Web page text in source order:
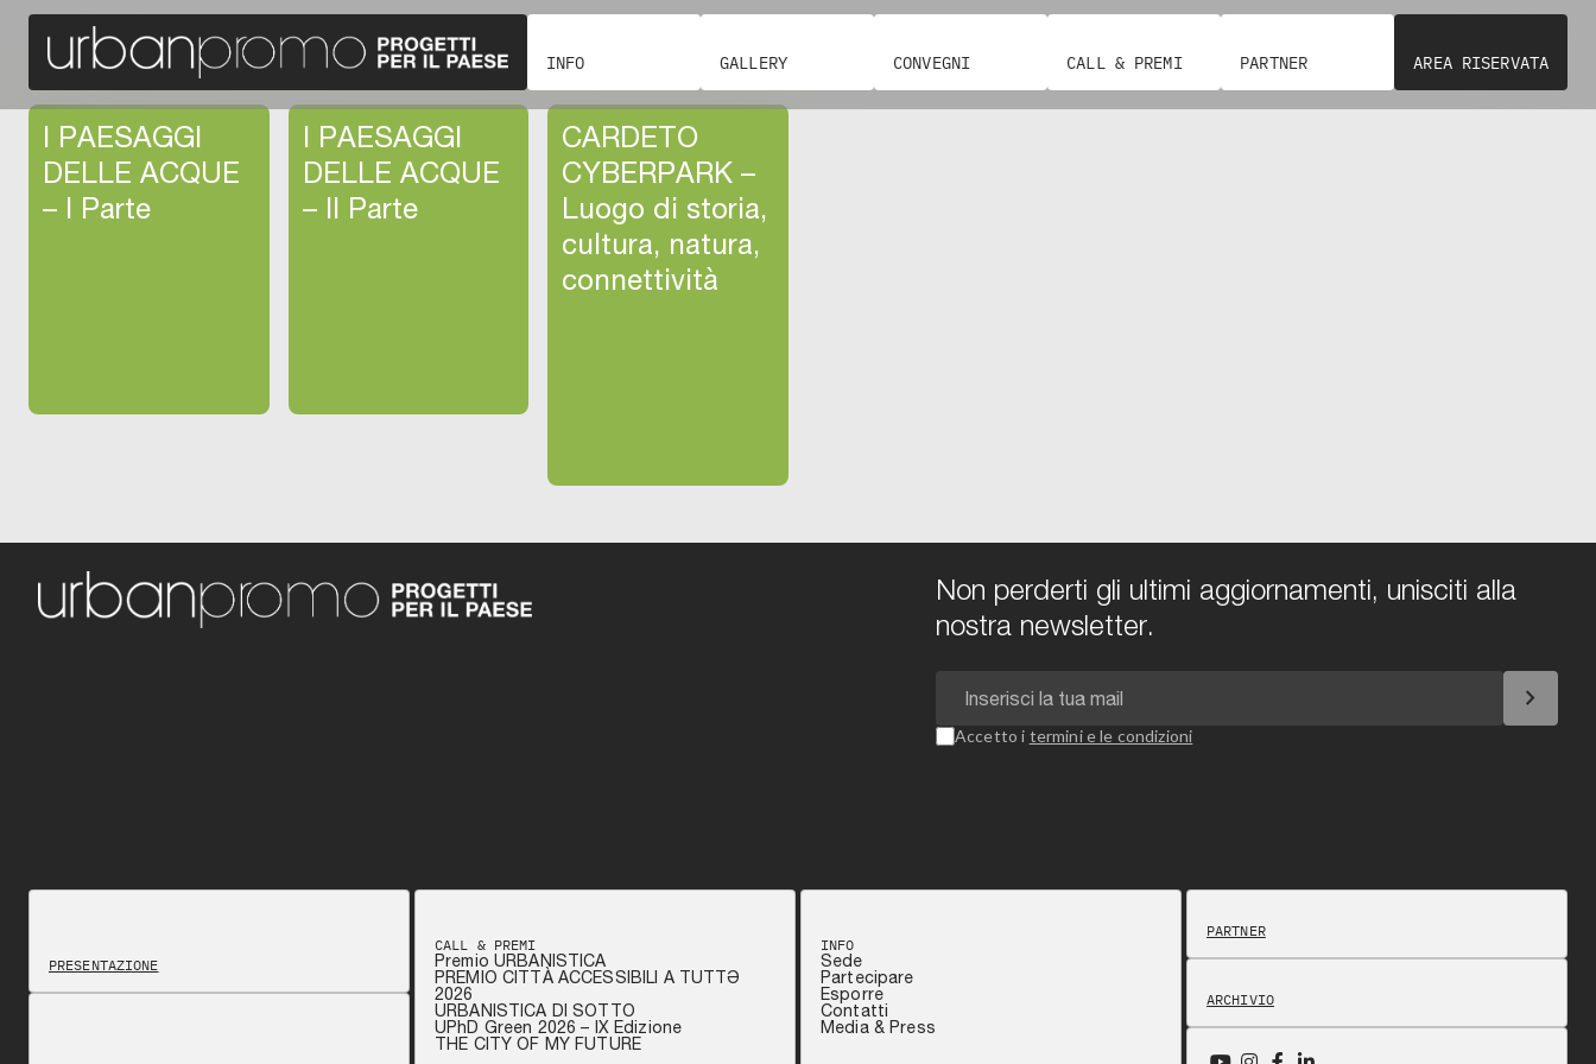
INFO GALLERY CONVEGNI CALL & PREMI PARTNER AREA RISERVATA
I PAESAGGI
DELLE ACQUE
– I Parte
I PAESAGGI
DELLE ACQUE
– II Parte
CARDETO
CYBERPARK –
Luogo di storia,
cultura, natura,
connettività
Non perderti gli ultimi aggiornamenti, unisciti alla
nostra newsletter.
chevron_right
Accetto i termini e le condizioni
PRESENTAZIONE
CALL & PREMI
Premio URBANISTICA
PREMIO CITTÀ ACCESSIBILI A TUTTƏ
2026
URBANISTICA DI SOTTO
UPhD Green 2026 – IX Edizione
THE CITY OF MY FUTURE
INFO
Sede
Partecipare
Esporre
Contatti
Media & Press
PARTNER
ARCHIVIO